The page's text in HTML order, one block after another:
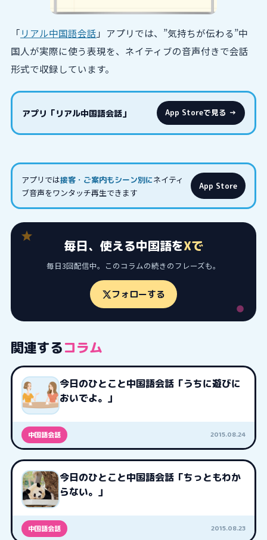
「リアル中国語会話 」アプリでは、”気持ちが伝わる”中
国人が実際に使う表現を、ネイティブの音声付きで会話
形式で収録しています。
アプリ「リアル中国語会話」 App Storeで見る →
アプリでは接客・ご案内もシーン別にネイティ
ブ音声をワンタッチ再生できます
App Store
毎日、使える中国語をXで
毎日3回配信中。このコラムの続きのフレーズも。
フォローする
関連するコラム
今日のひとこと中国語会話「うちに遊びに
おいでよ。」
中国語会話 2015.08.24
今日のひとこと中国語会話「ちっともわか
らない。」
中国語会話 2015.08.23